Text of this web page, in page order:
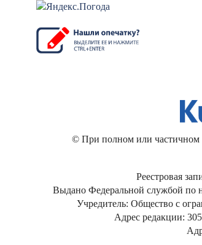
© При полном или частичном
Реестровая
Выдано Федеральной службой по
Учредитель: Общество с
Адрес редакции: